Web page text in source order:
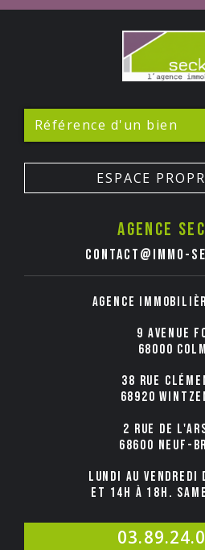
ESPACE
Agence
contact@immo-
Agence
9 avenue
68000
38 rue
68920
2 rue de
68600 NEUF-
Lundi au Vendredi
et 14h à 18h.